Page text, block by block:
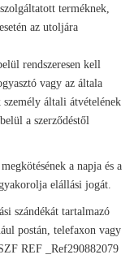
terméknek,
az utoljára
rendszeresen kell
vagy az általa
általi átvételének
a szerződéstől
a napja és a
elállási jogát.
szándékát tartalmazó
postán, telefaxon vagy
REF _Ref290882079